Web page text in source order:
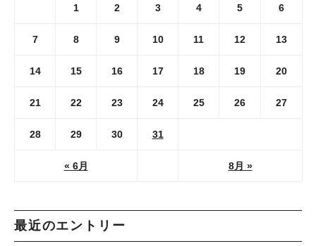
« 6月 8月 »
1 2 3 4 5 6
7 8 9 10 11 12 13
14 15 16 17 18 19 20
21 22 23 24 25 26 27
28 29 30 31
最近のエントリー